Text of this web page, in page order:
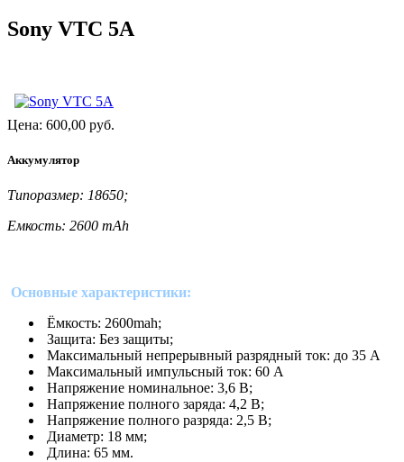
Sony VTC 5A
Цена: 600,00 руб.
Аккумулятор
Типоразмер: 18650;
Емкость: 2600 mAh
Основные характеристики:
Ёмкость: 2600mah;
Защита: Без защиты;
Максимальный непрерывный разрядный ток: до 35 А
Максимальный импульсный ток: 60 А
Напряжение номинальное: 3,6 В;
Напряжение полного заряда: 4,2 В;
Напряжение полного разряда: 2,5 В;
Диаметр: 18 мм;
Длина: 65 мм.